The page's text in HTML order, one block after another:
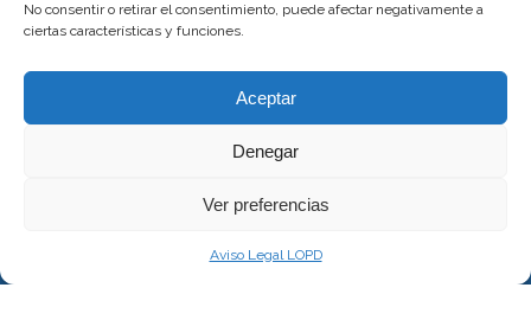
No consentir o retirar el consentimiento, puede afectar negativamente a
ciertas características y funciones.
Aceptar
Denegar
Ver preferencias
Aviso Legal LOPD
carlososteopatia37@gmail.com
INFORMACIÓN
Política de Cookies